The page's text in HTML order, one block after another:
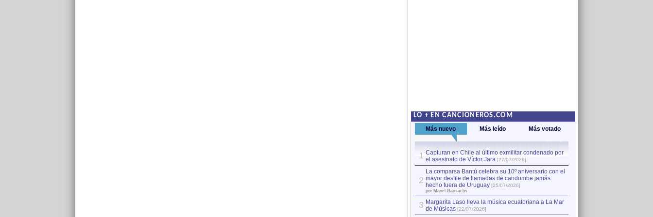
LO + EN CANCIONEROS.COM
Más nuevo Más leído Más votado
1 Capturan en Chile al último exmilitar condenado por
el asesinato de Víctor Jara [27/07/2026]
2
La comparsa Bantú celebra su 10º aniversario con el
mayor desfile de llamadas de candombe jamás
hecho fuera de Uruguay [25/07/2026]
por Manel Gausachs
3 Margarita Laso lleva la música ecuatoriana a La Mar
de Músicas [22/07/2026]